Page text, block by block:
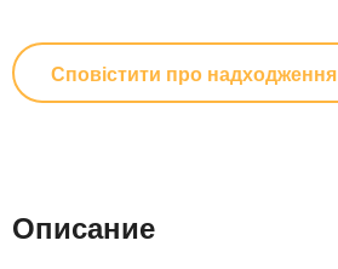
Сповістити про надходження
Описание